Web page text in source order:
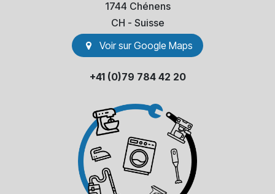
1744 Chénens
​CH - Suisse
Voir sur Go​​ogle Maps
+41 (0)79 784 42 20